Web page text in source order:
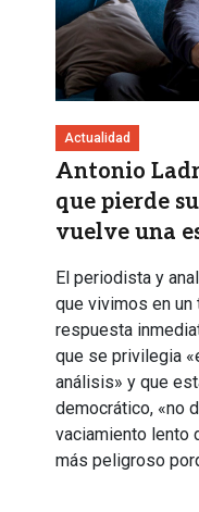
Actualidad
Antonio
que pierde
vuelve una
El periodista y
que vivimos en
respuesta
que se privilegia
análisis» y que
democrático, «no
vaciamiento lento
más peligroso